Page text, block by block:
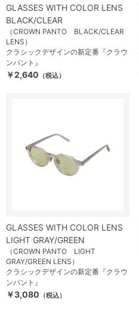
GLASSES WITH COLOR LENS
BLACK/CLEAR
（CROWN PANTO BLACK/CLEAR
LENS）
クラシックデザインの新定番『クラウ
ンパント』
￥2,640 （税込）
GLASSES WITH COLOR LENS
LIGHT GRAY/GREEN
（CROWN PANTO LIGHT
GRAY/GREEN LENS）
クラシックデザインの新定番『クラウ
ンパント』
￥3,080 （税込）